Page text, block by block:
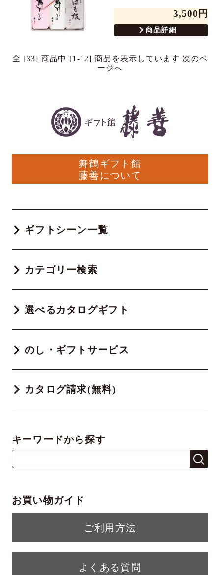
3,500円
商品詳細
全 [33] 商品中 [1-12] 商品を表示しています 次のペ
ージへ
舞鶴ギフト館
藤善について
ギフトシーン一覧
カテゴリー検索
選べるカタログギフト
のし・ギフトサービス
カタログ請求(無料)
キーワードから探す
お買い物ガイド
ご利用方法
よくある質問